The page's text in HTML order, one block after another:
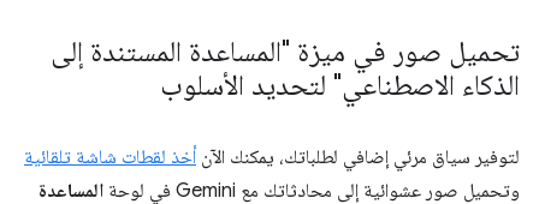
تحميل صور في ميزة "المساعدة المستندة إلى
الذكاء الاصطناعي" لتحديد الأسلوب
لتوفير سياق مرئي إضافي لطلباتك، يمكنك الآن أخذ لقطات شاشة تلقائية
وتحميل صور عشوائية إلى محادثاتك مع Gemini في لوحة
المساعدة